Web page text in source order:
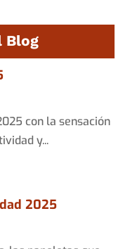
Blog
con la sensación
y...
2025